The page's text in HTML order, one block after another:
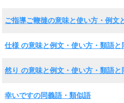
ご指導ご鞭撻の意味と使い方・例文
仕様 の意味と例文・使い方・類語と
然り の意味と例文・使い方・類語と
幸いですの同義語・類似語